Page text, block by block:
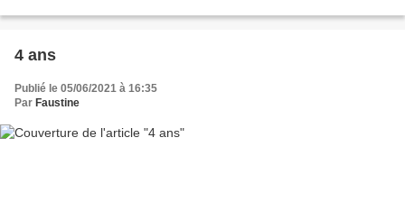
4 ans
Publié le 05/06/2021 à 16:35
Par Faustine